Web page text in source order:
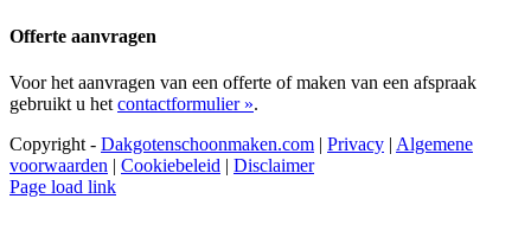
Offerte aanvragen
Voor het aanvragen van een offerte of maken van een afspraak
gebruikt u het contactformulier ».
Copyright - Dakgotenschoonmaken.com | Privacy | Algemene
voorwaarden | Cookiebeleid | Disclaimer
Page load link